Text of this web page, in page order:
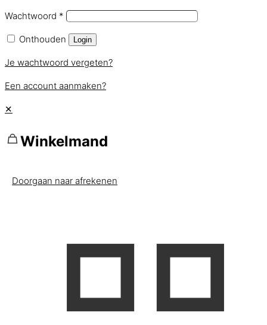
Wachtwoord *
Onthouden Login
Je wachtwoord vergeten?
Een account aanmaken?
✕
Winkelmand
Doorgaan naar afrekenen